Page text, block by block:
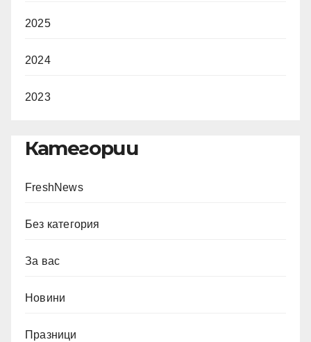
2025
2024
2023
Категории
FreshNews
Без категория
За вас
Новини
Празници